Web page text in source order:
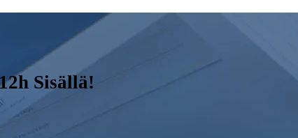
Sisällä!